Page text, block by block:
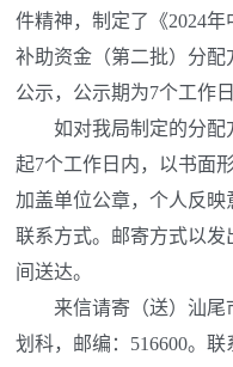
件精神，制定了《2024
补助资金（第二批）分
公示，公示期为7个工作日
如对我局制定的分配
起7个工作日内，以书面
加盖单位公章，个人反
联系方式。邮寄方式以
间送达。
来信请寄（送）汕尾
划科，邮编：516600。